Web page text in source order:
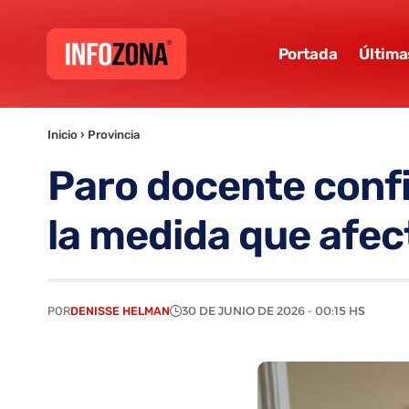
Portada
Inicio › Provincia
Paro docente
la medida que
PORDENISSE HELMAN 30 DE JUNIO DE 2026 - 00:15 HS